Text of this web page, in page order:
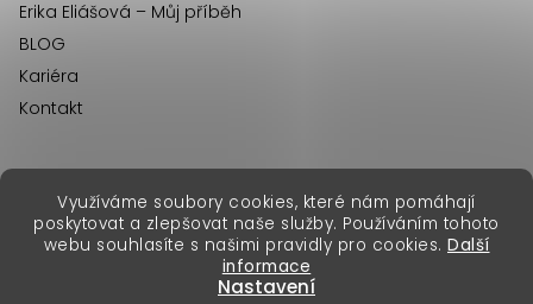
Využíváme soubory cookies, které nám pomáhají
poskytovat a zlepšovat naše služby. Používáním tohoto
webu souhlasíte s našimi pravidly pro cookies. Další
informace
Nastavení
Erika Eliášová – Můj příběh
BLOG
Kariéra
Kontakt
Vytvořil Shoptet Premium
Copyright 2026Erika Fashion. Všechna práva vyhrazena.
erikafashion.sk